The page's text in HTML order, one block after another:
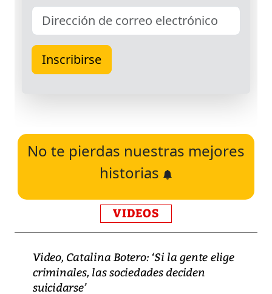
No te pierdas nuestras mejores
historias
VIDEOS
Video, Catalina Botero: ‘Si la gente elige
criminales, las sociedades deciden
suicidarse’